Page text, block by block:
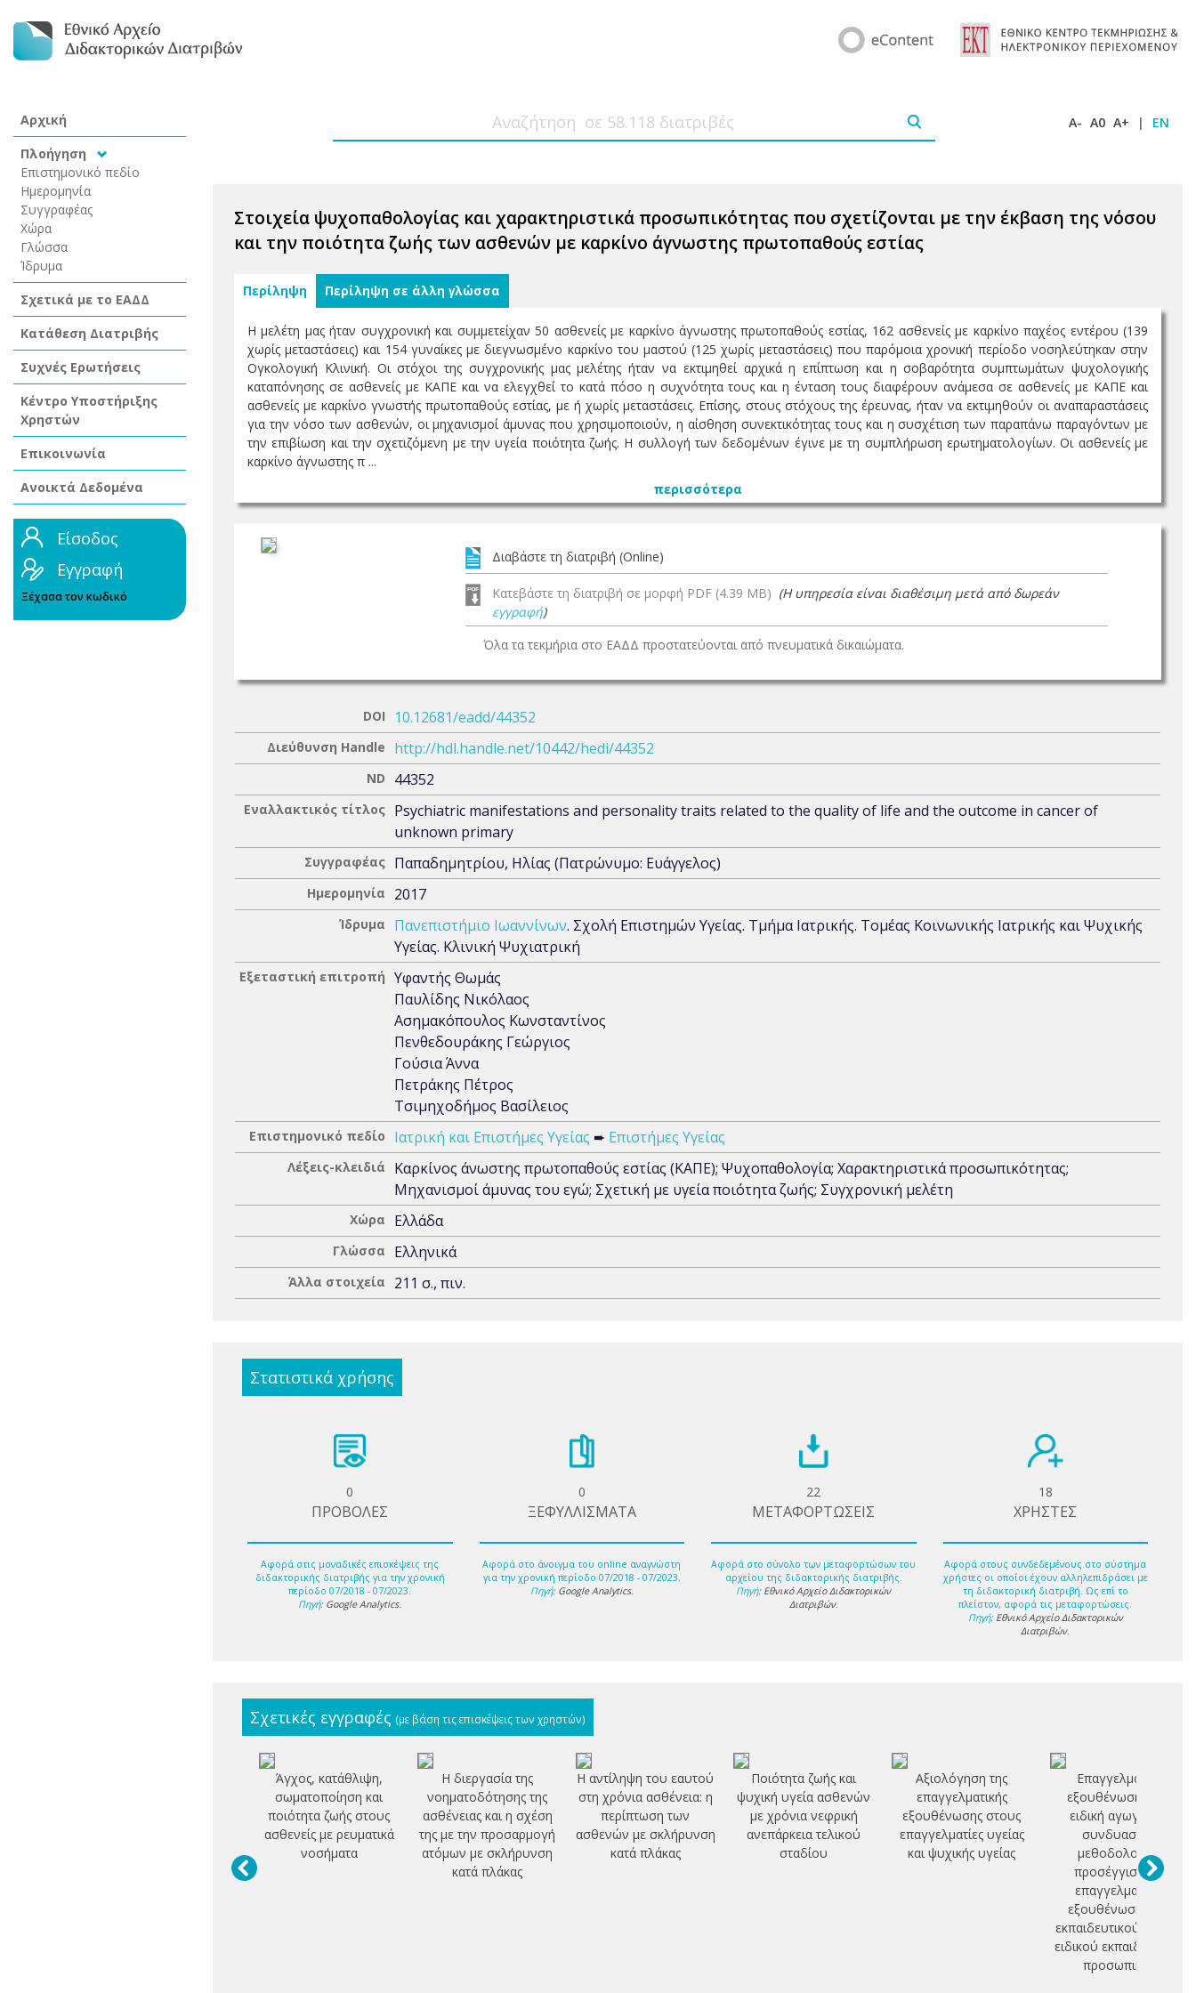
Αρχική
Πλοήγηση
Επιστημονικό πεδίο
Ημερομηνία
Συγγραφέας
Χώρα
Γλώσσα
Ίδρυμα
Σχετικά με το ΕΑΔΔ
Κατάθεση Διατριβής
Συχνές Ερωτήσεις
Κέντρο Υποστήριξης
Χρηστών
Επικοινωνία
Ανοικτά Δεδομένα
Είσοδος
Εγγραφή
Ξέχασα τον κωδικό
A- A0 A+ | EN
Στοιχεία ψυχοπαθολογίας και χαρακτηριστικά προσωπικότητας που σχετίζονται με την έκβαση της νόσου
και την ποιότητα ζωής των ασθενών με καρκίνο άγνωστης πρωτοπαθούς εστίας
Περίληψη Περίληψη σε άλλη γλώσσα
Η μελέτη μας ήταν συγχρονική και συμμετείχαν 50 ασθενείς με καρκίνο άγνωστης πρωτοπαθούς εστίας, 162 ασθενείς με καρκίνο παχέος εντέρου (139
χωρίς μεταστάσεις) και 154 γυναίκες με διεγνωσμένο καρκίνο του μαστού (125 χωρίς μεταστάσεις) που παρόμοια χρονική περίοδο νοσηλεύτηκαν στην
Ογκολογική Κλινική. Οι στόχοι της συγχρονικής μας μελέτης ήταν να εκτιμηθεί αρχικά η επίπτωση και η σοβαρότητα συμπτωμάτων ψυχολογικής
καταπόνησης σε ασθενείς με ΚΑΠΕ και να ελεγχθεί το κατά πόσο η συχνότητα τους και η ένταση τους διαφέρουν ανάμεσα σε ασθενείς με ΚΑΠΕ και
ασθενείς με καρκίνο γνωστής πρωτοπαθούς εστίας, με ή χωρίς μεταστάσεις. Επίσης, στους στόχους της έρευνας, ήταν να εκτιμηθούν οι αναπαραστάσεις
για την νόσο των ασθενών, οι μηχανισμοί άμυνας που χρησιμοποιούν, η αίσθηση συνεκτικότητας τους και η συσχέτιση των παραπάνω παραγόντων με
την επιβίωση και την σχετιζόμενη με την υγεία ποιότητα ζωής. Η συλλογή των δεδομένων έγινε με τη συμπλήρωση ερωτηματολογίων. Οι ασθενείς με
καρκίνο άγνωστης π ...
περισσότερα
Διαβάστε τη διατριβή (Online)
Κατεβάστε τη διατριβή σε μορφή PDF (4.39 MB) (Η υπηρεσία είναι διαθέσιμη μετά από δωρεάν
εγγραφή)
Όλα τα τεκμήρια στο ΕΑΔΔ προστατεύονται από πνευματικά δικαιώματα.
DOI 10.12681/eadd/44352
Διεύθυνση Handle http://hdl.handle.net/10442/hedi/44352
ND 44352
Εναλλακτικός τίτλος Psychiatric manifestations and personality traits related to the quality of life and the outcome in cancer of
unknown primary
Συγγραφέας Παπαδημητρίου, Ηλίας (Πατρώνυμο: Ευάγγελος)
Ημερομηνία 2017
Ίδρυμα Πανεπιστήμιο Ιωαννίνων. Σχολή Επιστημών Υγείας. Τμήμα Ιατρικής. Τομέας Κοινωνικής Ιατρικής και Ψυχικής
Υγείας. Κλινική Ψυχιατρική
Εξεταστική επιτροπή Υφαντής Θωμάς
Παυλίδης Νικόλαος
Ασημακόπουλος Κωνσταντίνος
Πενθεδουράκης Γεώργιος
Γούσια Άννα
Πετράκης Πέτρος
Τσιμηχοδήμος Βασίλειος
Επιστημονικό πεδίο Ιατρική και Επιστήμες Υγείας ➨ Επιστήμες Υγείας
Λέξεις-κλειδιά
Καρκίνος άνωστης πρωτοπαθούς εστίας (ΚΑΠΕ); Ψυχοπαθολογία; Χαρακτηριστικά προσωπικότητας;
Μηχανισμοί άμυνας του εγώ; Σχετική με υγεία ποιότητα ζωής; Συγχρονική μελέτη
Χώρα Ελλάδα
Γλώσσα Ελληνικά
Άλλα στοιχεία 211 σ., πιν.
Στατιστικά χρήσης
0
ΠΡΟΒΟΛΕΣ
Αφορά στις μοναδικές επισκέψεις της
διδακτορικής διατριβής για την χρονική
περίοδο 07/2018 - 07/2023.
Πηγή: Google Analytics.
0
ΞΕΦΥΛΛΙΣΜΑΤΑ
Αφορά στο άνοιγμα του online αναγνώστη
για την χρονική περίοδο 07/2018 - 07/2023.
Πηγή: Google Analytics.
22
ΜΕΤΑΦΟΡΤΩΣΕΙΣ
Αφορά στο σύνολο των μεταφορτώσων του
αρχείου της διδακτορικής διατριβής.
Πηγή: Εθνικό Αρχείο Διδακτορικών
Διατριβών.
18
ΧΡΗΣΤΕΣ
Αφορά στους συνδεδεμένους στο σύστημα
χρήστες οι οποίοι έχουν αλληλεπιδράσει με
τη διδακτορική διατριβή. Ως επί το
πλείστον, αφορά τις μεταφορτώσεις.
Πηγή: Εθνικό Αρχείο Διδακτορικών
Διατριβών.
Σχετικές εγγραφές (με βάση τις επισκέψεις των χρηστών)
Άγχος, κατάθλιψη,
σωματοποίηση και
ποιότητα ζωής στους
ασθενείς με ρευματικά
νοσήματα
Η διεργασία της
νοηματοδότησης της
ασθένειας και η σχέση
της με την προσαρμογή
ατόμων με σκλήρυνση
κατά πλάκας
Η αντίληψη του εαυτού
στη χρόνια ασθένεια: η
περίπτωση των
ασθενών με σκλήρυνση
κατά πλάκας
Ποιότητα ζωής και
ψυχική υγεία ασθενών
με χρόνια νεφρική
ανεπάρκεια τελικού
σταδίου
Αξιολόγηση της
επαγγελματικής
εξουθένωσης στους
επαγγελματίες υγείας
και ψυχικής υγείας
Επαγγελματική
εξουθένωση στην
ειδική αγωγή: μια
συνδυαστική
μεθοδολογική
προσέγγιση της
επαγγελματικής
εξουθένωσης του
εκπαιδευτικού και του
ειδικού εκπαιδευτικού
προσωπικού